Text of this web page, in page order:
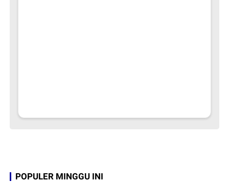
POPULER MINGGU INI